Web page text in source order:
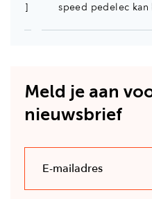
[..]
speed pedelec
Meld je aan
nieuwsbrief